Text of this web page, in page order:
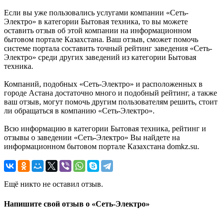
Если вы уже пользовались услугами компании «Сеть-
Электро» в категории Бытовая техника, то вы можете
оставить отзыв об этой компании на информационном
бытовом портале Казахстана. Ваш отзыв, сможет помочь
системе портала составить точный рейтинг заведения «Сеть-
Электро» среди других заведений из категории Бытовая
техника.
Компаний, подобных «Сеть-Электро» и расположенных в
городе Астана достаточно много и подобный рейтинг, а также
ваш отзыв, могут помочь другим пользователям решить, стоит
ли обращаться в компанию «Сеть-Электро».
Всю информацию в категории Бытовая техника, рейтинг и
отзывы о заведении «Сеть-Электро» Вы найдете на
информационном бытовом портале Казахстана domkz.su.
Ещё никто не оставил отзыв.
Напишите свой отзыв о «Сеть-Электро»